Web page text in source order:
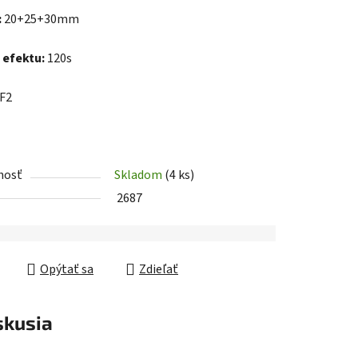
20+25+30mm
efektu:120s
F2
Skladom (4 ks)
2687
Opýtať sa Zdieľať